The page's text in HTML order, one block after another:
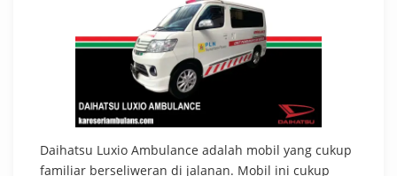
Daihatsu Luxio Ambulance adalah mobil yang cukup
familiar berseliweran di jalanan. Mobil ini cukup